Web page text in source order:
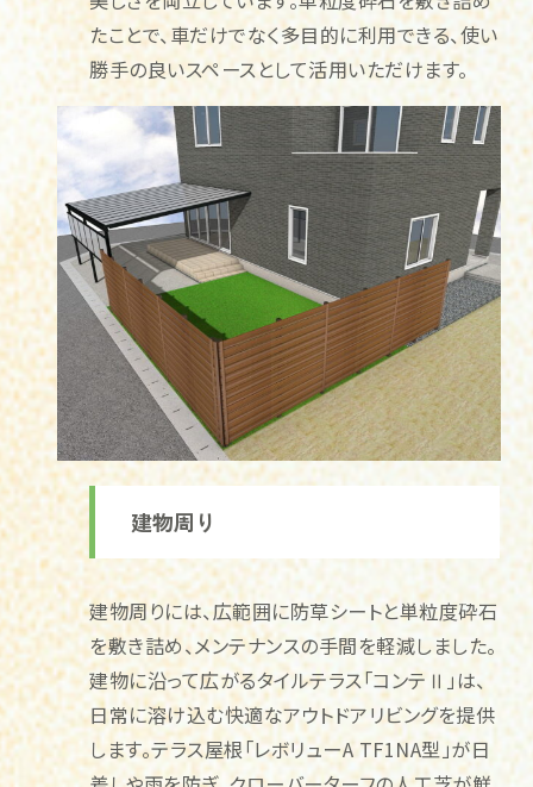
たことで、車だけでなく多目的に利用できる、使い
勝手の良いスペースとして活用いただけます。
建物周り
建物周りには、広範囲に防草シートと単粒度砕石
を敷き詰め、メンテナンスの手間を軽減しました。
建物に沿って広がるタイルテラス「コンテⅡ」は、
日常に溶け込む快適なアウトドアリビングを提供
します。テラス屋根「レボリューA TF1NA型」が日